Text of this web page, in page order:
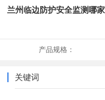
兰州临边防护安全监测哪
产品规格：
关键词